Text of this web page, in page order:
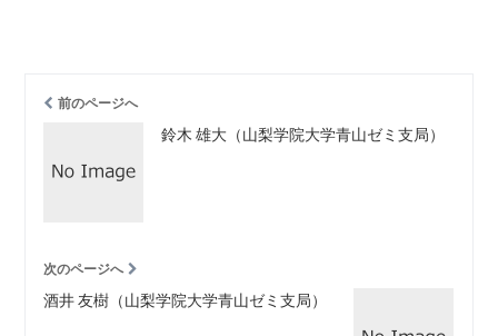
前のページへ
鈴木 雄大（山梨学院大学青山ゼミ支局）
次のページへ
酒井 友樹（山梨学院大学青山ゼミ支局）